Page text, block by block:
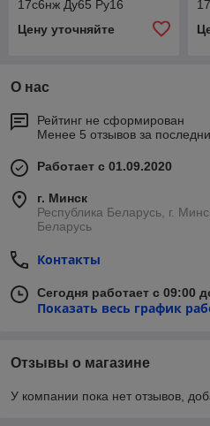
17с6нж Ду65 Ру16
Цену уточняйте
О нас
Рейтинг не сформирован
Менее 5 отзывов за
Работает с 01.09.2020
г. Минск
Республика Беларусь, г.
Беларусь
Контакты
Сегодня работает с 09:00
Показать весь график
Отзывы о магазине
У компании пока нет отзывов,